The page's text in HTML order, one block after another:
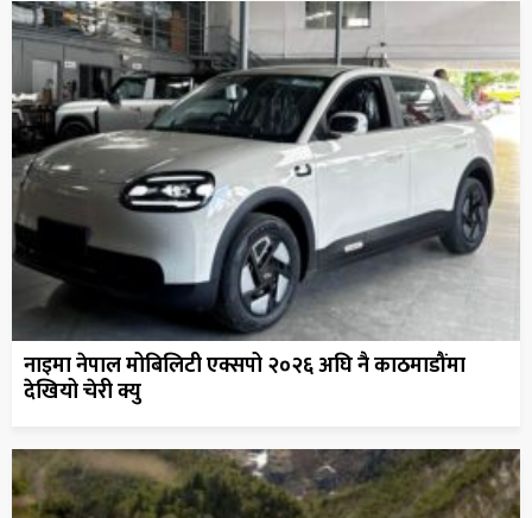
नाइमा नेपाल मोबिलिटी एक्सपो २०२६ अघि नै काठमाडौंमा
देखियो चेरी क्यु